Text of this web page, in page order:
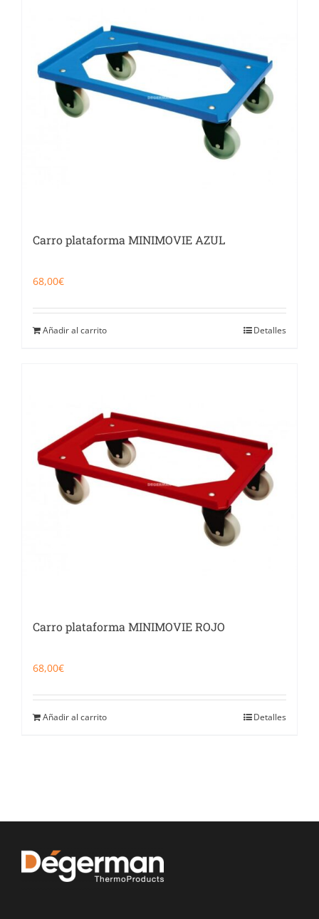
Food Service y Vending
91 629 17 10
Carro plataforma MINIMOVIE AZUL
68,00€
Añadir al carrito Detalles
Carro plataforma MINIMOVIE ROJO
68,00€
Añadir al carrito Detalles